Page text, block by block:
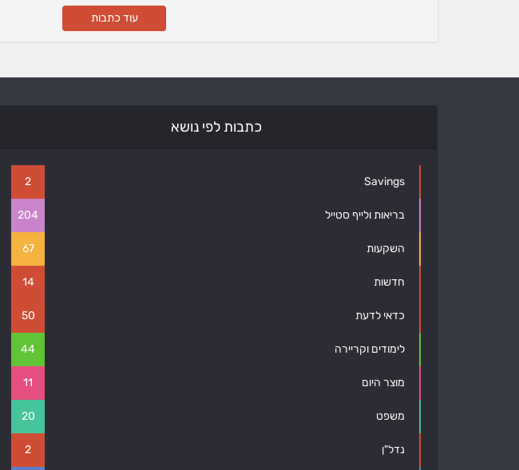
עוד כתבות
כתבות לפי נושא
Savings
2
בריאות ולייף סטייל 204
השקעות 67
חדשות 14
כדאי לדעת 50
לימודים וקריירה 44
מוצר היום 11
משפט 20
נדל"ן 2